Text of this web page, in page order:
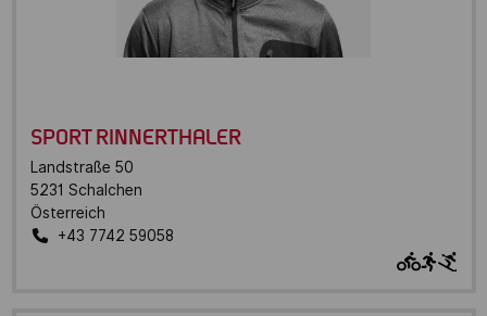
SPORT RINNERTHALER
Landstraße 50
5231 Schalchen
Österreich
+43 7742 59058